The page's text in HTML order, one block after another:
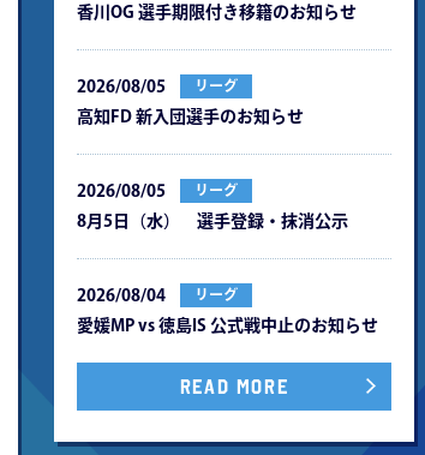
⾹川OG 選⼿期限付き移籍のお知らせ
2026/08/05 リーグ
⾼知FD 新⼊団選⼿のお知らせ
2026/08/05 リーグ
8月5日（水） 選手登録・抹消公示
2026/08/04 リーグ
愛媛MP vs 徳島IS 公式戦中⽌のお知らせ
READ MORE